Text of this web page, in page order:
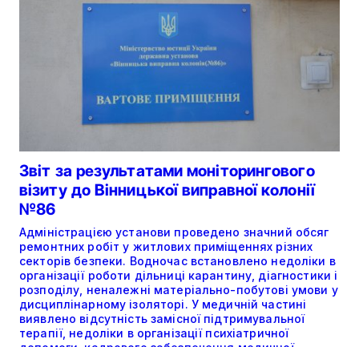
Звіт за результатами моніторингового
візиту до Вінницької виправної колонії
№86
Адміністрацією установи проведено значний обсяг
ремонтних робіт у житлових приміщеннях різних
секторів безпеки. Водночас встановлено недоліки в
організації роботи дільниці карантину, діагностики і
розподілу, неналежні матеріально-побутові умови у
дисциплінарному ізоляторі. У медичній частині
виявлено відсутність замісної підтримувальної
терапії, недоліки в організації психіатричної